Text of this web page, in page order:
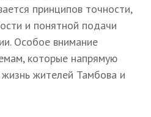
принципов точности,
и понятной подачи
Особое внимание
которые напрямую
жителей Тамбова и